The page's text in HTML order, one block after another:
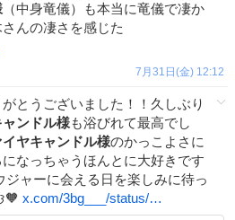
（中身竜儀）も本当に竜儀で凄か
んの凄さを感じた
7月31日(金) 12:12
とうございました！！久しぶり
ンドル様も浴びれて最高でし
イヤキャンドル様のかっこよさに
なっちゃうほんとに大好きです
ャーに会える日を楽しみに待っ
てます𐔌՞⸝⸝ʚ̴̶̷̷ · ʚ̴̶̷̷⸝⸝ ՞𐦯🧡 x.com/3bg___/status/…